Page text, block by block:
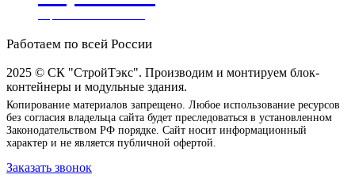
Работаем по всей России
2025 © СК "СтройТэкс". Производим и монтируем блок-
контейнеры и модульные здания.
Копирование материалов запрещено. Любое использование ресурсов
без согласия владельца сайта будет преследоваться в установленном
Законодательством РФ порядке. Сайт носит информационный
характер и не является публичной офертой.
Заказать звонок